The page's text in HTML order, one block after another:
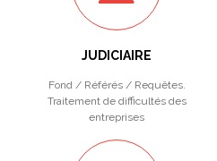
JUDICIAIRE
Fond / Référés / Requêtes.
Traitement de difficultés des
entreprises